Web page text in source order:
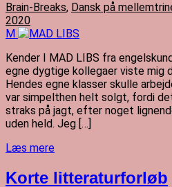
Brain-Breaks, Dansk på
2020
M
Kender I MAD LIBS fra
egne dygtige kollegaer viste mig
Hendes egne klasser skulle
var simpelthen helt solgt, fordi
straks på jagt, efter noget
uden held. Jeg […]
Læs mere
Korte litteraturforløb